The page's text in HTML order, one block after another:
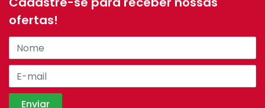
ofertas!